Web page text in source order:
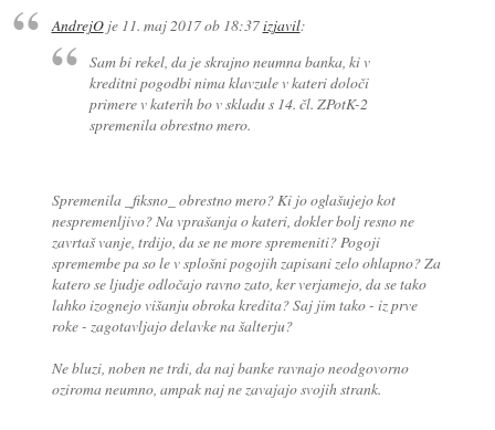
AndrejOje 11. maj 2017 ob 18:37izjavil:
Sam bi rekel, da je skrajno neumna banka, ki v
kreditni pogodbi nima klavzule v kateri določi
primere v katerih bo v skladu s 14. čl. ZPotK-2
spremenila obrestno mero.
Spremenila _fiksno_ obrestno mero? Ki jo oglašujejo kot
nespremenljivo? Na vprašanja o kateri, dokler bolj resno ne
zavrtaš vanje, trdijo, da se ne more spremeniti? Pogoji
spremembe pa so le v splošni pogojih zapisani zelo ohlapno? Za
katero se ljudje odločajo ravno zato, ker verjamejo, da se tako
lahko izognejo višanju obroka kredita? Saj jim tako - iz prve
roke - zagotavljajo delavke na šalterju?
Ne bluzi, noben ne trdi, da naj banke ravnajo neodgovorno
oziroma neumno, ampak naj ne zavajajo svojih strank.